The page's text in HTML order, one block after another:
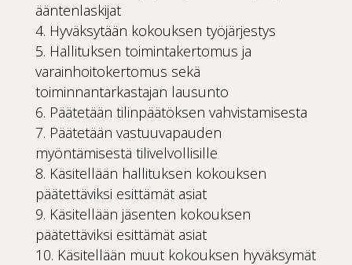
ääntenlaskijat
Hyväksytään kokouksen työjärjestys
Hallituksen toimintakertomus ja
varainhoitokertomus sekä
toiminnantarkastajan lausunto
Päätetään tilinpäätöksen vahvistamisesta
Päätetään vastuuvapauden
myöntämisestä tilivelvollisille
Käsitellään hallituksen kokouksen
päätettäviksi esittämät asiat
Käsitellään jäsenten kokouksen
päätettäviksi esittämät asiat
Käsitellään muut kokouksen hyväksymät